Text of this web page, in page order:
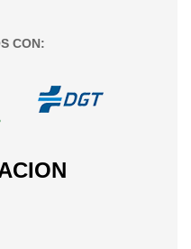
CON: